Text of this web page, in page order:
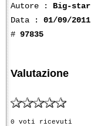
Autore : Big-star
Data : 01/09/2011
# 97835
Valutazione
0 voti ricevuti